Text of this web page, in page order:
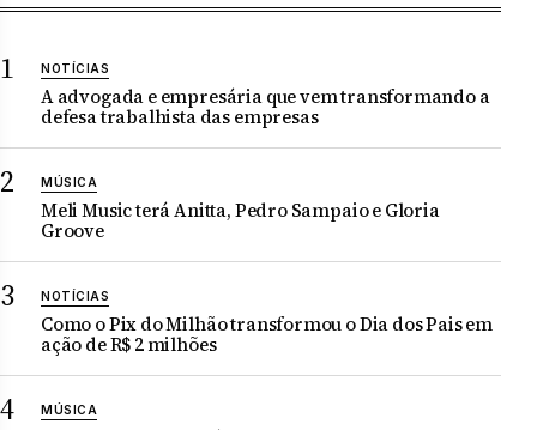
NOTÍCIAS
A advogada e empresária que vem transformando a
defesa trabalhista das empresas
MÚSICA
Meli Music terá Anitta, Pedro Sampaio e Gloria
Groove
NOTÍCIAS
Como o Pix do Milhão transformou o Dia dos Pais em
ação de R$ 2 milhões
MÚSICA